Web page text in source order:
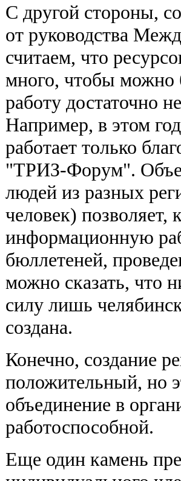
С другой стороны,
от руководства
считаем, что
много, чтобы можно
работу достаточно
Например, в этом
работает только
"ТРИЗ-Форум".
людей из разных
человек) позволяет,
информационную
бюллетеней,
можно сказать, что
силу лишь
создана.
Конечно, создание
положительный, но
объединение в
работоспособной.
Еще один камень